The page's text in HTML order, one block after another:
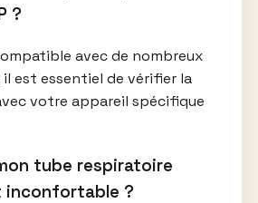
?
avec de nombreux
il est essentiel de vérifier la
votre appareil spécifique
tube respiratoire
inconfortable ?